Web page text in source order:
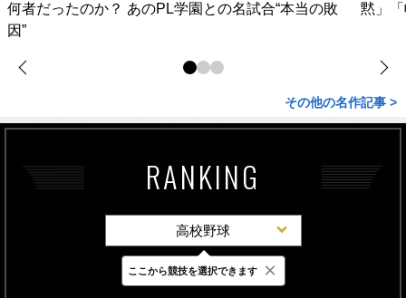
何者だったのか？ あのPL学園との名試合“本当の敗
因”
黙」
その他の名作記事 >
RANKING
高校野球
最新 24時間 週間
ここから競技を選択できます ×